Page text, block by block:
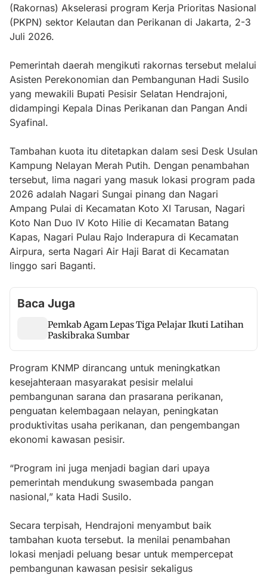
(Rakornas) Akselerasi program Kerja Prioritas Nasional
(PKPN) sektor Kelautan dan Perikanan di Jakarta, 2-3
Juli 2026.
Pemerintah daerah mengikuti rakornas tersebut melalui
Asisten Perekonomian dan Pembangunan Hadi Susilo
yang mewakili Bupati Pesisir Selatan Hendrajoni,
didampingi Kepala Dinas Perikanan dan Pangan Andi
Syafinal.
Tambahan kuota itu ditetapkan dalam sesi Desk Usulan
Kampung Nelayan Merah Putih. Dengan penambahan
tersebut, lima nagari yang masuk lokasi program pada
2026 adalah Nagari Sungai pinang dan Nagari
Ampang Pulai di Kecamatan Koto XI Tarusan, Nagari
Koto Nan Duo IV Koto Hilie di Kecamatan Batang
Kapas, Nagari Pulau Rajo Inderapura di Kecamatan
Airpura, serta Nagari Air Haji Barat di Kecamatan
linggo sari Baganti.
Baca Juga
Pemkab Agam Lepas Tiga Pelajar Ikuti Latihan
Paskibraka Sumbar
Program KNMP dirancang untuk meningkatkan
kesejahteraan masyarakat pesisir melalui
pembangunan sarana dan prasarana perikanan,
penguatan kelembagaan nelayan, peningkatan
produktivitas usaha perikanan, dan pengembangan
ekonomi kawasan pesisir.
“Program ini juga menjadi bagian dari upaya
pemerintah mendukung swasembada pangan
nasional,” kata Hadi Susilo.
Secara terpisah, Hendrajoni menyambut baik
tambahan kuota tersebut. Ia menilai penambahan
lokasi menjadi peluang besar untuk mempercepat
pembangunan kawasan pesisir sekaligus